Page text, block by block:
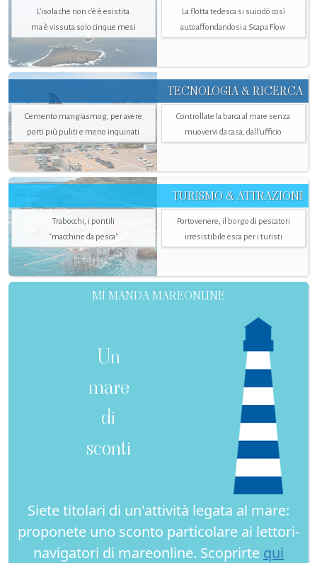
L’isola che non c'è è esistita
ma è vissuta solo cinque mesi
La flotta tedesca si suicidò così
autoaffondandosi a Scapa Flow
TECNOLOGIA & RICERCA
Cemento mangiasmog, per avere
porti più puliti e meno inquinati
Controllate la barca al mare senza
muovervi da casa, dall’ufficio
TURISMO & ATTRAZIONI
Trabocchi, i pontili
"macchine da pesca"
Portovenere, il borgo di pescatori
irresistibile esca per i turisti
MI MANDA MAREONLINE
Un
mare
di
sconti
Siete titolari di un'attività legata al mare:
proponete uno sconto particolare ai lettori-
navigatori di mareonline. Scoprirte qui